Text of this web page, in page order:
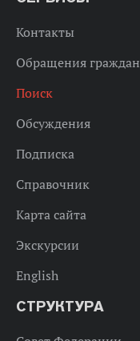
Контакты
Обращения граждан
Поиск
Обсуждения
Подписка
Справочник
Карта сайта
Экскурсии
English
СТРУКТУРА